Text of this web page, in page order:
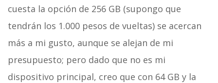
cuesta la opción de 256 GB (supongo que
tendrán los 1.000 pesos de vueltas) se acercan
más a mi gusto, aunque se alejan de mi
presupuesto; pero dado que no es mi
dispositivo principal, creo que con 64 GB y la